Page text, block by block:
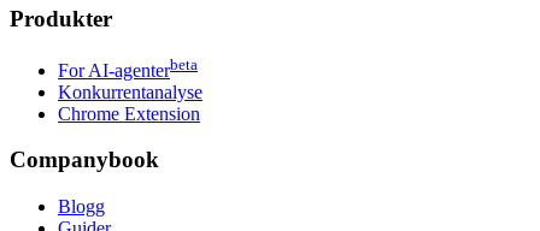
Produkter
For AI-agenterbeta
Konkurrentanalyse
Chrome Extension
Companybook
Blogg